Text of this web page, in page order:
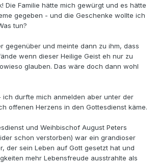
Die Familie hätte mich gewürgt und es hätte
gegeben - und die Geschenke wollte ich
tun?
gegenüber und meinte dann zu ihm, dass
wenn dieser Heilige Geist eh nur zu
glauben. Das wäre doch dann wohl
ich durfte mich anmelden aber unter der
offenen Herzens in den Gottesdienst käme.
und Weihbischof August Peters
schon verstorben) war ein grandioser
der sein Leben auf Gott gesetzt hat und
mehr Lebensfreude ausstrahlte als